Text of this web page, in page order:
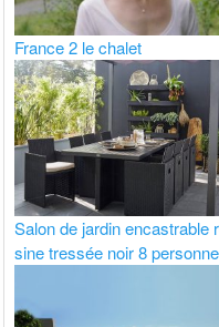
France 2 le chalet
Salon de jardin encastrable
sine tressée noir 8